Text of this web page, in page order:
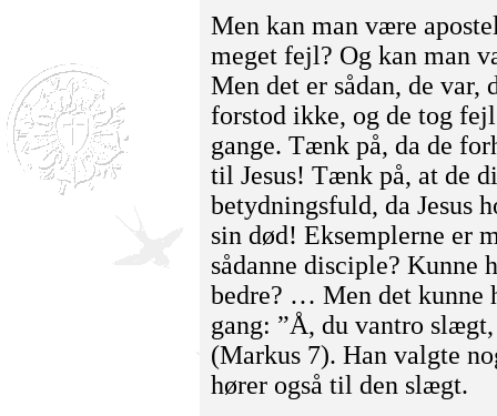
Men kan man være
meget fejl? Og kan man
Men det er sådan, de var,
forstod ikke, og de tog
gange. Tænk på, da de
til Jesus! Tænk på, at de
betydningsfuld, da Jesus
sin død! Eksemplerne er
sådanne disciple? Kunne
bedre? … Men det kunne
gang: ”Å, du vantro
(Markus 7). Han valgte
hører også til den slægt.